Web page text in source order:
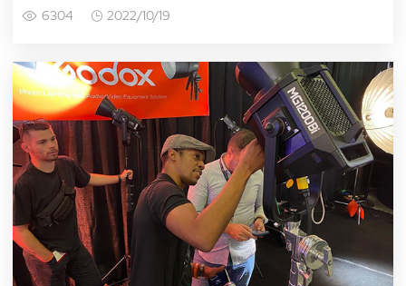
6304 2022/10/19